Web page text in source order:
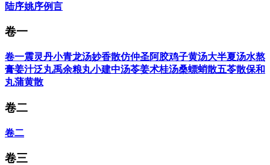
陆序姚序例言
卷一
卷一震灵丹小青龙汤妙香散仿仲圣阿胶鸡子黄汤大半夏汤水熬
膏姜汁泛丸禹余粮丸小建中汤苓姜术桂汤桑螵蛸散五苓散保和
丸蒲黄散
卷二
卷二
卷三